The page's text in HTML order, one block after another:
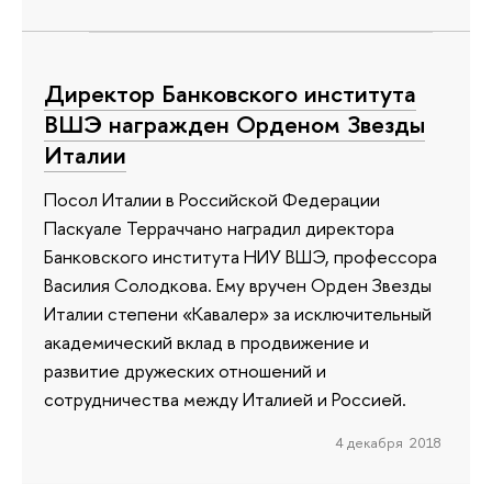
Директор Банковского института
ВШЭ награжден Орденом Звезды
Италии
Посол Италии в Российской Федерации
Паскуале Терраччано наградил директора
Банковского института НИУ ВШЭ, профессора
Василия Солодкова. Ему вручен Орден Звезды
Италии степени «Кавалер» за исключительный
академический вклад в продвижение и
развитие дружеских отношений и
сотрудничества между Италией и Россией.
4 декабря 2018